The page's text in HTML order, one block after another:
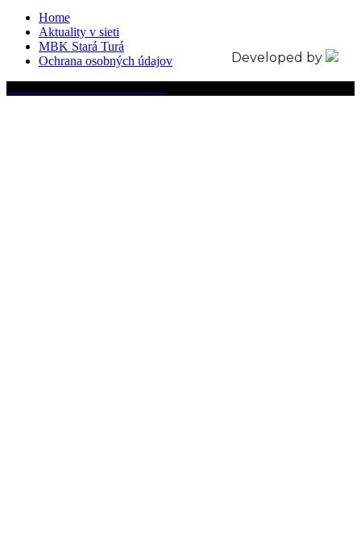
Home
Aktuality v sieti
MBK Stará Turá
Ochrana osobných údajov
Developed by